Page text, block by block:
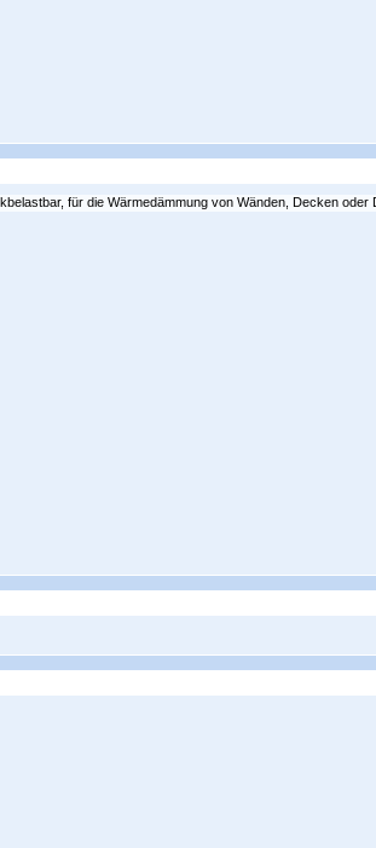
für die Wärmedämmung von Wänden, Decken oder